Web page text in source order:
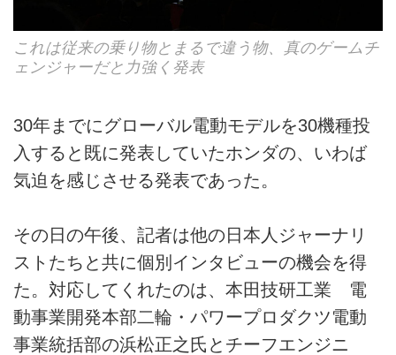
これは従来の乗り物とまるで違う物、真のゲームチ
ェンジャーだと力強く発表
30年までにグローバル電動モデルを30機種投
入すると既に発表していたホンダの、いわば
気迫を感じさせる発表であった。
その日の午後、記者は他の日本人ジャーナリ
ストたちと共に個別インタビューの機会を得
た。対応してくれたのは、本田技研工業 電
動事業開発本部二輪・パワープロダクツ電動
事業統括部の浜松正之氏とチーフエンジニ